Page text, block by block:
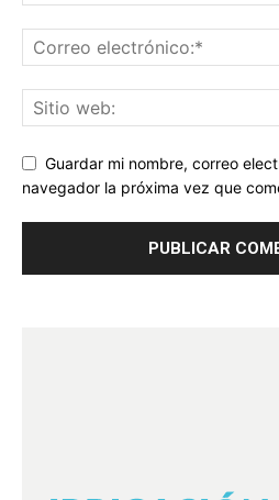
Guardar mi nombre, correo
navegador la próxima vez que